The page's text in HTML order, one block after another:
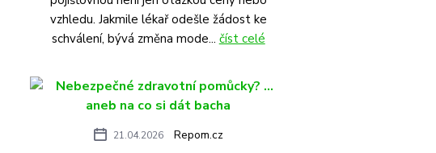
vzhledu. Jakmile lékař odešle žádost ke
schválení, bývá změna mode... číst celé
21.04.2026 Repom.cz